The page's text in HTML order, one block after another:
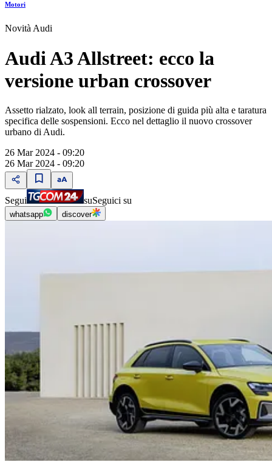
Motori
Novità Audi
Audi A3 Allstreet: ecco la
versione urban crossover
Assetto rialzato, look all terrain, posizione di guida più alta e taratura
specifica delle sospensioni. Ecco nel dettaglio il nuovo crossover
urbano di Audi.
26 Mar 2024 - 09:20
26 Mar 2024 - 09:20
Segui suSeguici su
whatsapp discover